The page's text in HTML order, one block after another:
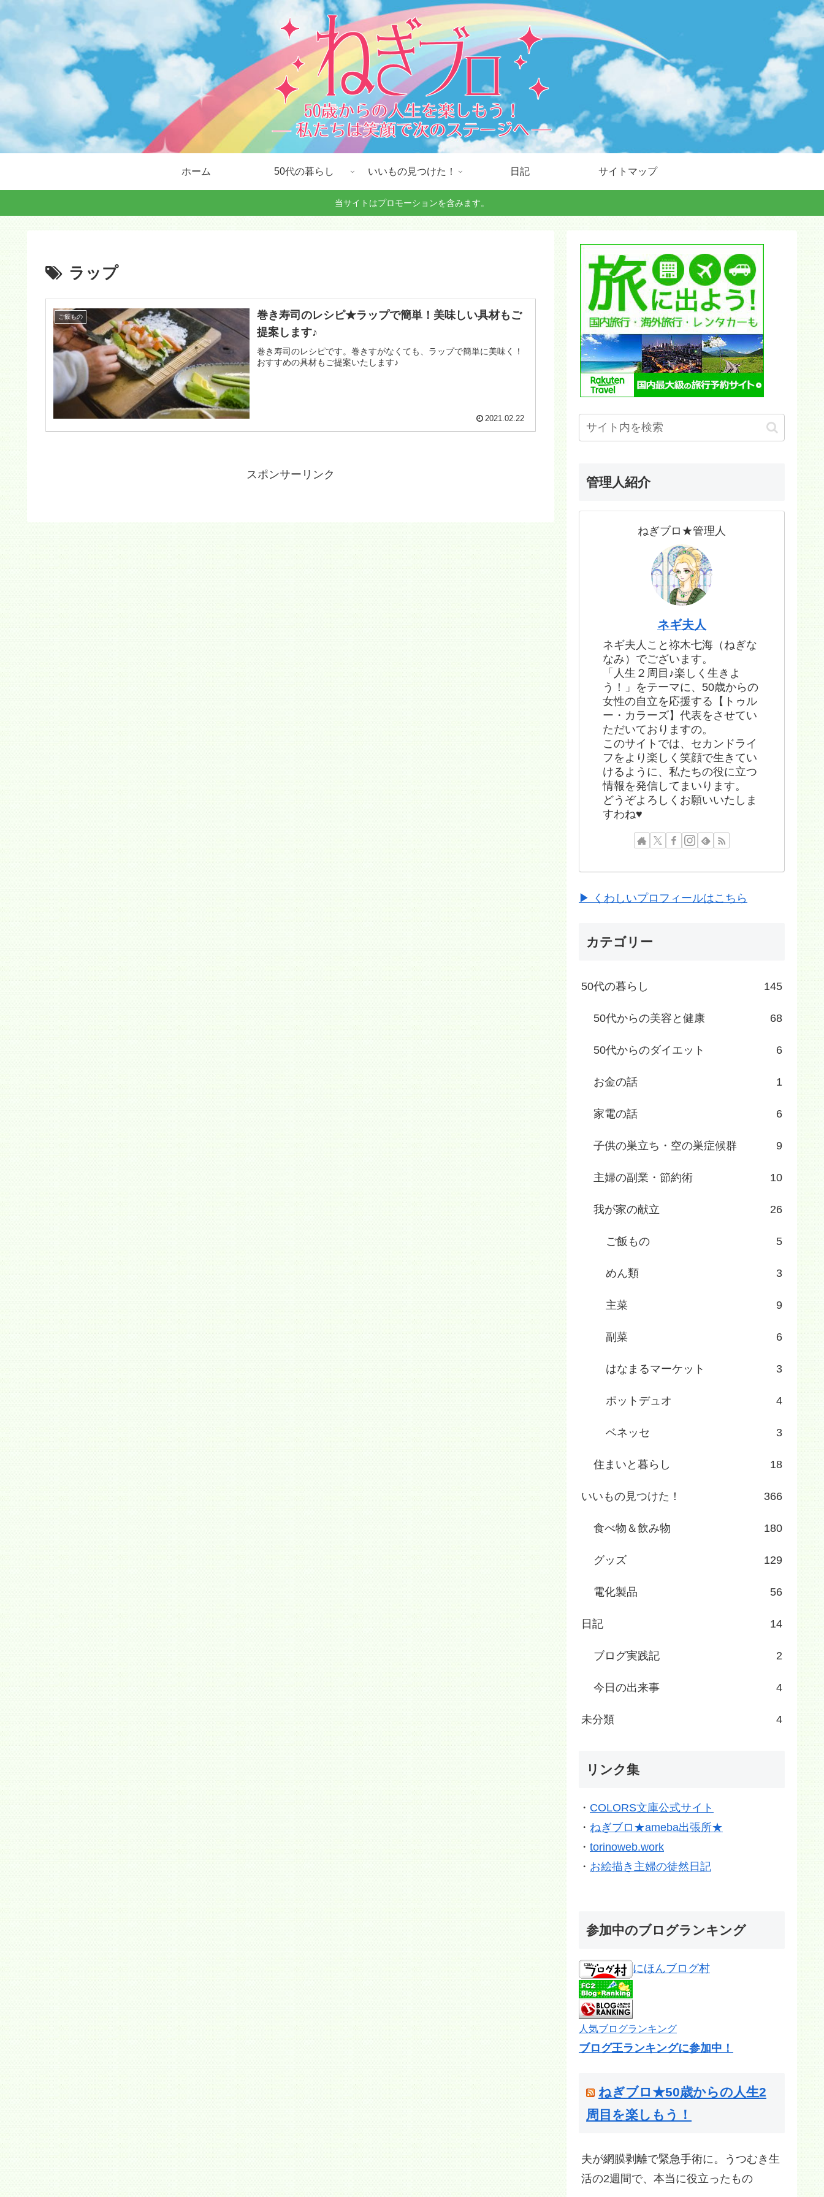
ホーム 50代の暮らし いいもの見つけた！ 日記 サイトマップ
当サイトはプロモーションを含みます。
ラップ
ご飯もの
巻き寿司のレシピ★ラップで簡単！美味しい具材もご
提案します♪
巻き寿司のレシピです。巻きすがなくても、ラップで簡単に美味く！
おすすめの具材もご提案いたします♪
2021.02.22
スポンサーリンク
管理人紹介
ねぎブロ★管理人
ネギ夫人
ネギ夫人こと祢木七海（ねぎな
なみ）でございます。
「人生２周目♪楽しく生きよ
う！」をテーマに、50歳からの
女性の自立を応援する【トゥル
ー・カラーズ】代表をさせてい
ただいておりますの。
このサイトでは、セカンドライ
フをより楽しく笑顔で生きてい
けるように、私たちの役に立つ
情報を発信してまいります。
どうぞよろしくお願いいたしま
すわね♥
▶ くわしいプロフィールはこちら
カテゴリー
50代の暮らし 145
50代からの美容と健康 68
50代からのダイエット 6
お金の話 1
家電の話 6
子供の巣立ち・空の巣症候群 9
主婦の副業・節約術 10
我が家の献立 26
ご飯もの 5
めん類 3
主菜 9
副菜 6
はなまるマーケット 3
ポットデュオ 4
ベネッセ 3
住まいと暮らし 18
いいもの見つけた！ 366
食べ物＆飲み物 180
グッズ 129
電化製品 56
日記 14
ブログ実践記 2
今日の出来事 4
未分類 4
リンク集
・ COLORS文庫公式サイト
・ ねぎブロ★ameba出張所★
・ torinoweb.work
・ お絵描き主婦の徒然日記
参加中のブログランキング
にほんブログ村
人気ブログランキング
ブログ王ランキングに参加中！
ねぎブロ★50歳からの人生2
周目を楽しもう！
夫が網膜剥離で緊急手術に。うつむき生
活の2週間で、本当に役立ったもの